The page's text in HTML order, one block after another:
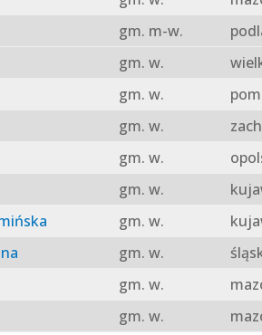
gm. m-w.
gm. w.
gm. w.
gm. w.
gm. w.
gm. w.
gm. w.
gm. w.
gm. w.
gm. w.